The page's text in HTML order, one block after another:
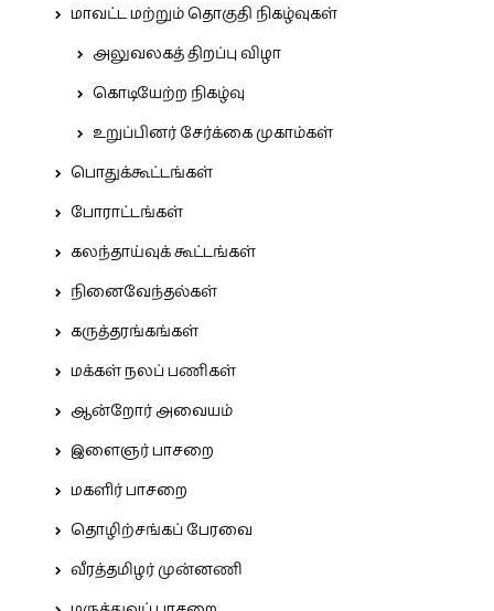
மாவட்ட மற்றும் தொகுதி நிகழ்வுகள்
அலுவலகத் திறப்பு விழா
கொடியேற்ற நிகழ்வு
உறுப்பினர் சேர்க்கை முகாம்கள்
பொதுக்கூட்டங்கள்
போராட்டங்கள்
கலந்தாய்வுக் கூட்டங்கள்
நினைவேந்தல்கள்
கருத்தரங்கங்கள்
மக்கள் நலப் பணிகள்
ஆன்றோர் அவையம்
இளைஞர் பாசறை
மகளிர் பாசறை
தொழிற்சங்கப் பேரவை
வீரத்தமிழர் முன்னணி